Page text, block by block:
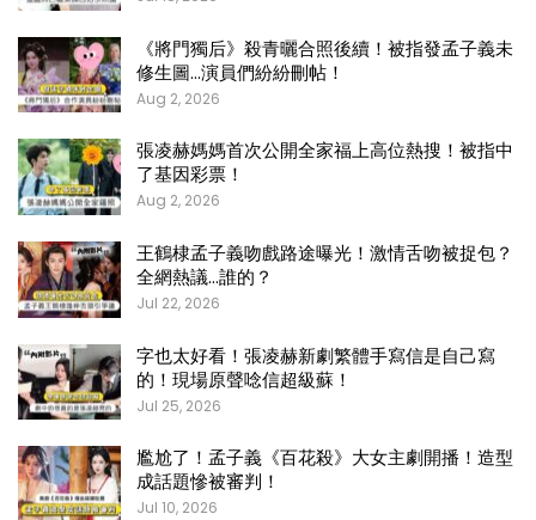
《將門獨后》殺青曬合照後續！被指發孟子義未
修生圖…演員們紛紛刪帖！
Aug 2, 2026
張凌赫媽媽首次公開全家福上高位熱搜！被指中
了基因彩票！
Aug 2, 2026
王鶴棣孟子義吻戲路途曝光！激情舌吻被捉包？
全網熱議…誰的？
Jul 22, 2026
字也太好看！張凌赫新劇繁體手寫信是自己寫
的！現場原聲唸信超級蘇！
Jul 25, 2026
尷尬了！孟子義《百花殺》大女主劇開播！造型
成話題慘被審判！
Jul 10, 2026